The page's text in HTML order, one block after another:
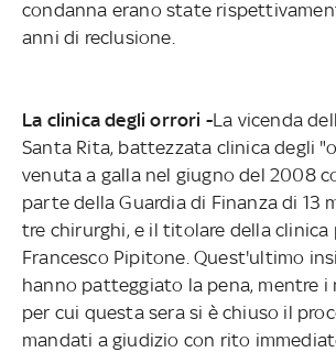
condanna erano state
anni di reclusione.
La clinica degli orrori -La vicenda
Santa Rita, battezzata clinica degli
venuta a galla nel giugno del 2008
parte della Guardia di Finanza di 13
tre chirurghi, e il titolare della clinica
Francesco Pipitone. Quest'ultimo
hanno patteggiato la pena, mentre
per cui questa sera si è chiuso il
mandati a giudizio con rito